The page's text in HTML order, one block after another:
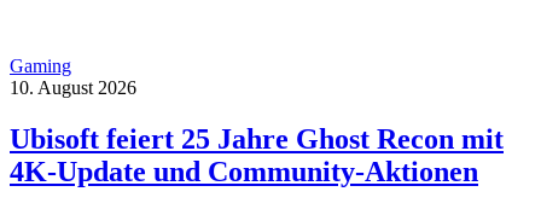
Gaming
10. August 2026
Ubisoft feiert 25 Jahre Ghost Recon mit
4K-Update und Community-Aktionen